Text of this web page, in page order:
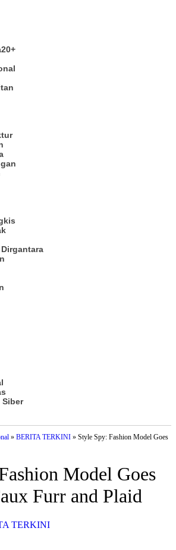
20+
Siber
» BERITA TERKINI » Style Spy: Fashion Model Goes
Model Goes
Furr and Plaid
TERKINI